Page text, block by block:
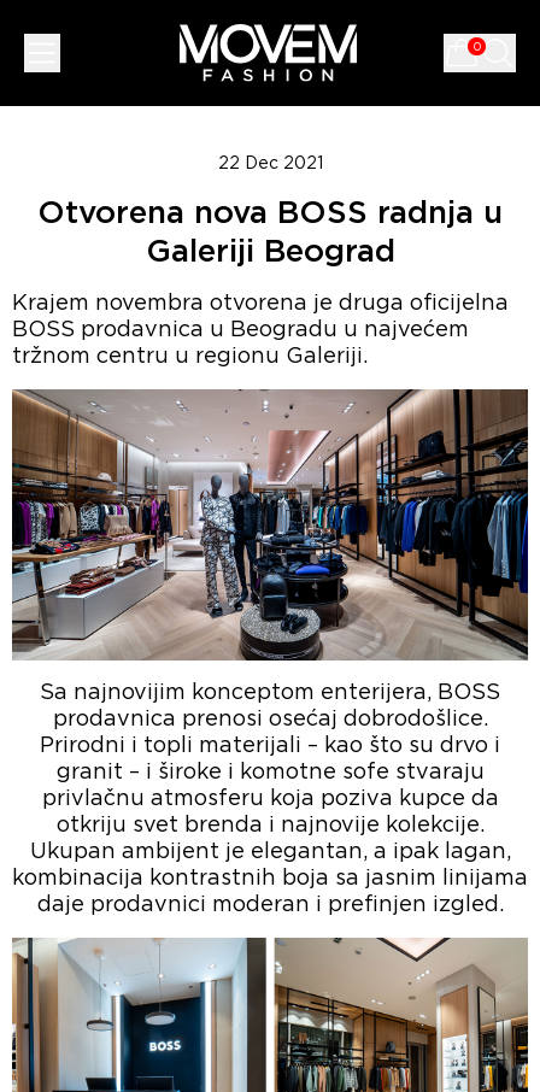
0
22 Dec 2021
Otvorena nova BOSS radnja u
Galeriji Beograd
Krajem novembra otvorena je druga oficijelna
BOSS prodavnica u Beogradu u najvećem
tržnom centru u regionu Galeriji.
Sa najnovijim konceptom enterijera, BOSS
prodavnica prenosi osećaj dobrodošlice.
Prirodni i topli materijali – kao što su drvo i
granit – i široke i komotne sofe stvaraju
privlačnu atmosferu koja poziva kupce da
otkriju svet brenda i najnovije kolekcije.
Ukupan ambijent je elegantan, a ipak lagan,
kombinacija kontrastnih boja sa jasnim linijama
daje prodavnici moderan i prefinjen izgled.